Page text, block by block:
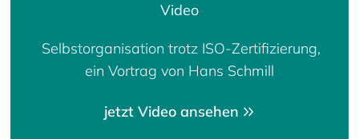
Video
Selbstorganisation trotz ISO-Zertifizierung,
ein Vortrag von Hans Schmill
jetzt Video ansehen